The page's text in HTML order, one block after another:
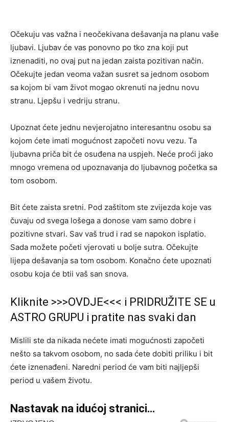
Očekuju vas važna i neočekivana dešavanja na planu vaše
ljubavi. Ljubav će vas ponovno po tko zna koji put
iznenaditi, no ovaj put na jedan zaista pozitivan način.
Očekujte jedan veoma važan susret sa jednom osobom
sa kojom bi vam život mogao okrenuti na jednu novu
stranu. Ljepšu i vedriju stranu.
Upoznat ćete jednu nevjerojatno interesantnu osobu sa
kojom ćete imati mogućnost započeti novu vezu. Ta
ljubavna priča bit će osuđena na uspjeh. Neće proći jako
mnogo vremena od upoznavanja do ljubavnog početka sa
tom osobom.
Bit ćete zaista sretni. Pod zaštitom ste zvijezda koje vas
čuvaju od svega lošega a donose vam samo dobre i
pozitivne stvari. Sav vaš trud i rad se napokon isplatio.
Sada možete početi vjerovati u bolje sutra. Očekujte
lijepa dešavanja sa tom osobom. Konačno ćete upoznati
osobu koja će btii vaš san snova.
Kliknite >>>OVDJE<<< i PRIDRUŽITE SE u
ASTRO GRUPU i pratite nas svaki dan
Mislili ste da nikada nećete imati mogućnosti započeti
nešto sa takvom osobom, no sada ćete dobiti priliku i bit
ćete iznenađeni. Naredni period će vam biti najljepši
period u vašem životu.
Nastavak na idućoj stranici…